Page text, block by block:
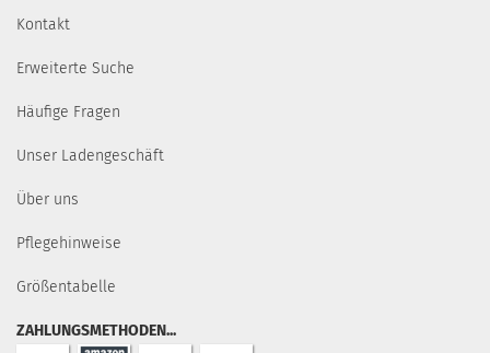
Kontakt
Erweiterte Suche
Häufige Fragen
Unser Ladengeschäft
Über uns
Pflegehinweise
Größentabelle
ZAHLUNGSMETHODEN...